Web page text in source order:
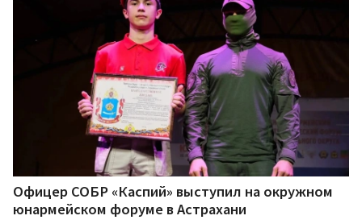
Офицер СОБР «Каспий» выступил на окружном
юнармейском форуме в Астрахани